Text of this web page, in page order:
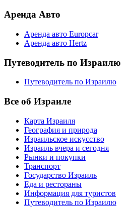
Аренда Авто
Аренда авто Europcar
Аренда авто Hertz
Путеводитель по Израилю
Путеводитель по Израилю
Все об Израиле
Карта Израиля
География и природа
Израильское искусство
Израиль вчера и сегодня
Рынки и покупки
Транспорт
Государство Израиль
Еда и рестораны
Информация для туристов
Путеводитель по Израилю